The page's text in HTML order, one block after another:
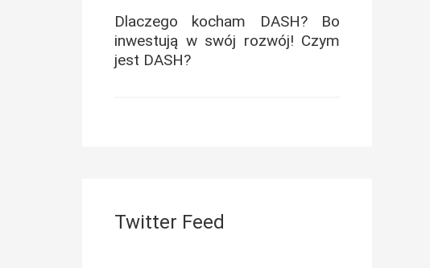
Dlaczego kocham DASH? Bo
inwestują w swój rozwój! Czym
jest DASH?
Twitter Feed